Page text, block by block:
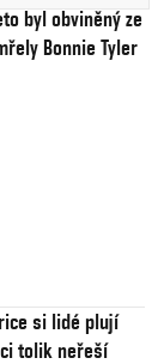
byl obviněný ze
Bonnie Tyler
si lidé plují
tolik neřeší